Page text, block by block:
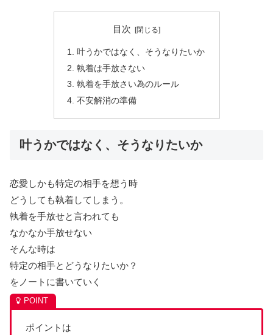
目次
叶うかではなく、そうなりたいか
執着は手放さない
執着を手放さい為のルール
不安解消の準備
叶うかではなく、そうなりたいか
恋愛しかも特定の相手を想う時
どうしても執着してしまう。
執着を手放せと言われても
なかなか手放せない
そんな時は
特定の相手とどうなりたいか？
をノートに書いていく
ポイントは